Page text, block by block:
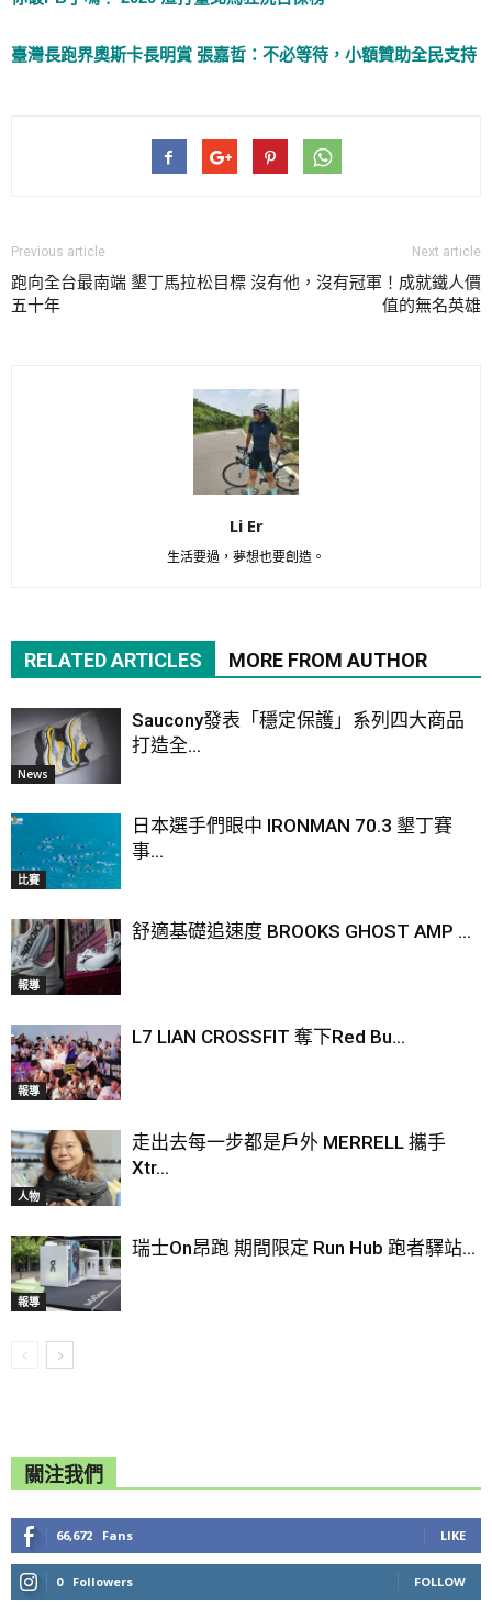
臺灣長跑界奧斯卡長明賞 張嘉哲：不必等待，小額贊助全民支持
Previous article
跑向全台最南端 墾丁馬拉松目標
五十年
Next article
沒有他，沒有冠軍！成就鐵人價
值的無名英雄
Li Er
生活要過，夢想也要創造。
RELATED ARTICLES MORE FROM AUTHOR
News
Saucony發表「穩定保護」系列四大商品
打造全...
比賽
日本選手們眼中 IRONMAN 70.3 墾丁賽
事...
報導
舒適基礎追速度 BROOKS GHOST AMP ...
報導
L7 LIAN CROSSFIT 奪下Red Bu...
人物
走出去每一步都是戶外 MERRELL 攜手
Xtr...
報導
瑞士On昂跑 期間限定 Run Hub 跑者驛站...
關注我們
66,672 Fans LIKE
0 Followers FOLLOW